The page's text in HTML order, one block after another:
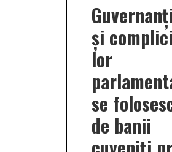
și
lor
se
de banii